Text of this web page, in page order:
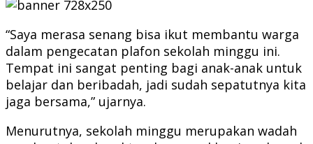
“Saya merasa senang bisa ikut membantu warga
dalam pengecatan plafon sekolah minggu ini.
Tempat ini sangat penting bagi anak-anak untuk
belajar dan beribadah, jadi sudah sepatutnya kita
jaga bersama,” ujarnya.
Menurutnya, sekolah minggu merupakan wadah